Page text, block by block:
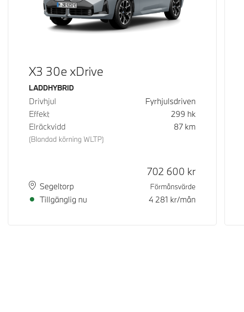
X3 30e xDrive
Bränsle
LADDHYBRID
Drivhjul
Fyrhjulsdriven
Effekt
299 hk
Elräckvidd
(Blandad körning WLTP)
87 km
PlatsSegeltorp
Leveranstid
Tillgänglig nu
Kontantpris
702 600 kr
Förmånsvärde
4 281 kr/mån